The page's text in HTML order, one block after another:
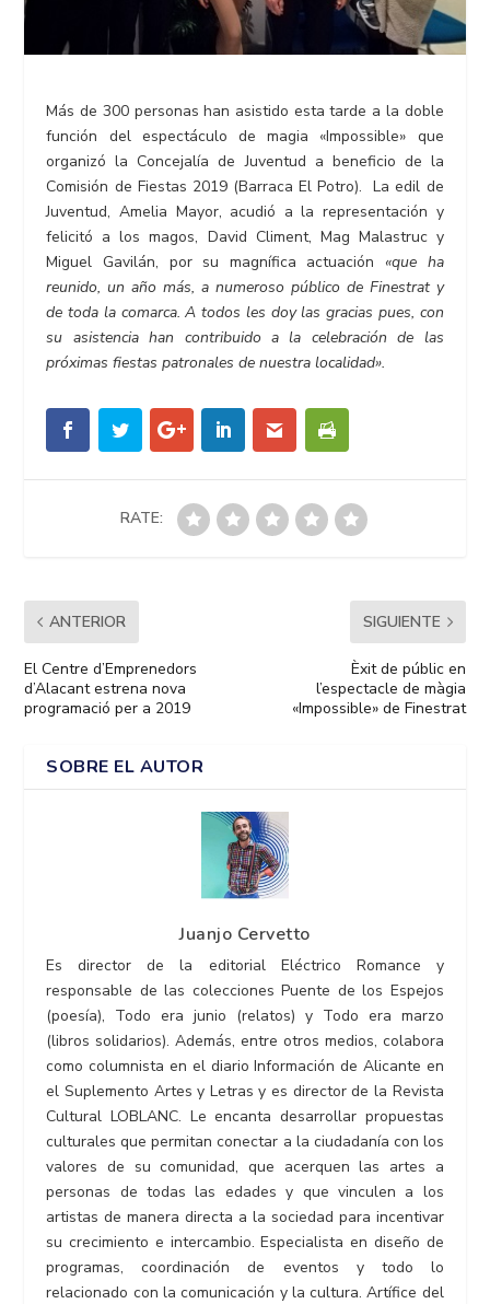
Más de 300 personas han asistido esta tarde a la doble
función del espectáculo de magia «Impossible» que
organizó la Concejalía de Juventud a beneficio de la
Comisión de Fiestas 2019 (Barraca El Potro). La edil de
Juventud, Amelia Mayor, acudió a la representación y
felicitó a los magos, David Climent, Mag Malastruc y
Miguel Gavilán, por su magnífica actuación «que ha
reunido, un año más, a numeroso público de Finestrat y
de toda la comarca. A todos les doy las gracias pues, con
su asistencia han contribuido a la celebración de las
próximas fiestas patronales de nuestra localidad».
RATE:
ANTERIOR
El Centre d’Emprenedors
d’Alacant estrena nova
programació per a 2019
SIGUIENTE
Èxit de públic en
l’espectacle de màgia
«Impossible» de Finestrat
SOBRE EL AUTOR
Juanjo Cervetto
Es director de la editorial Eléctrico Romance y
responsable de las colecciones Puente de los Espejos
(poesía), Todo era junio (relatos) y Todo era marzo
(libros solidarios). Además, entre otros medios, colabora
como columnista en el diario Información de Alicante en
el Suplemento Artes y Letras y es director de la Revista
Cultural LOBLANC. Le encanta desarrollar propuestas
culturales que permitan conectar a la ciudadanía con los
valores de su comunidad, que acerquen las artes a
personas de todas las edades y que vinculen a los
artistas de manera directa a la sociedad para incentivar
su crecimiento e intercambio. Especialista en diseño de
programas, coordinación de eventos y todo lo
relacionado con la comunicación y la cultura. Artífice del